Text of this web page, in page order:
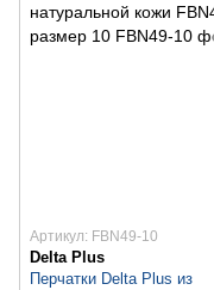
Артикул: FBN49-10
Delta Plus
Перчатки Delta Plus из